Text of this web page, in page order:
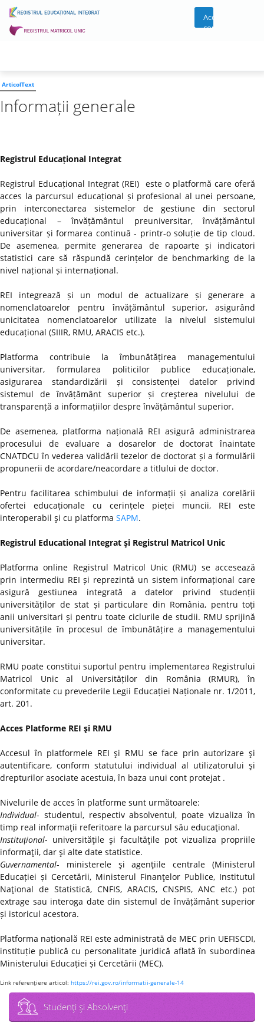
Acces
cont
ArticolText
Informații generale
Registrul Educațional Integrat
Registrul Educațional Integrat (REI) este o platformă care oferă
acces la parcursul educațional și profesional al unei persoane,
prin interconectarea sistemelor de gestiune din sectorul
educațional – învățământul preuniversitar, învățământul
universitar și formarea continuă - printr-o soluție de tip cloud.
De asemenea, permite generarea de rapoarte și indicatori
statistici care să răspundă cerințelor de benchmarking de la
nivel național și internațional.
REI integrează și un modul de actualizare și generare a
nomenclatoarelor pentru învățământul superior, asigurând
unicitatea nomenclatoarelor utilizate la nivelul sistemului
educațional (SIIIR, RMU, ARACIS etc.).
Platforma contribuie la îmbunătățirea managementului
universitar, formularea politicilor publice educaționale,
asigurarea standardizării și consistenței datelor privind
sistemul de învățământ superior și creşterea nivelului de
transparență a informațiilor despre învățământul superior.
De asemenea, platforma națională REI asigură administrarea
procesului de evaluare a dosarelor de doctorat înaintate
CNATDCU în vederea validării tezelor de doctorat și a formulării
propunerii de acordare/neacordare a titlului de doctor.
Pentru facilitarea schimbului de informații și analiza corelării
ofertei educaționale cu cerințele pieței muncii, REI este
interoperabil şi cu platforma SAPM.
Registrul Educational Integrat şi Registrul Matricol Unic
Platforma online Registrul Matricol Unic (RMU) se accesează
prin intermediu REI și reprezintă un sistem informațional care
asigură gestiunea integrată a datelor privind studenții
universităților de stat și particulare din România, pentru toți
anii universitari și pentru toate ciclurile de studii. RMU sprijină
universitățile în procesul de îmbunătățire a managementului
universitar.
RMU poate constitui suportul pentru implementarea Registrului
Matricol Unic al Universităților din România (RMUR), în
conformitate cu prevederile Legii Educației Naționale nr. 1/2011,
art. 201.
Acces Platforme REI şi RMU
Accesul în platformele REI şi RMU se face prin autorizare şi
autentificare, conform statutului individual al utilizatorului şi
drepturilor asociate acestuia, în baza unui cont protejat .
Nivelurile de acces în platforme sunt următoarele:
Individual- studentul, respectiv absolventul, poate vizualiza în
timp real informaţii referitoare la parcursul său educaţional.
Instituțional- universităţile şi facultăţile pot vizualiza propriile
informaţii, dar şi alte date statistice.
Guvernamental- ministerele şi agenţiile centrale (Ministerul
Educației și Cercetării, Ministerul Finanţelor Publice, Institutul
Naţional de Statistică, CNFIS, ARACIS, CNSPIS, ANC etc.) pot
extrage sau interoga date din sistemul de învățământ superior
și istoricul acestora.
Platforma națională REI este administrată de MEC prin UEFISCDI,
instituție publică cu personalitate juridică aflată în subordinea
Ministerului Educației și Cercetării (MEC).
Link referenţiere articol: https://rei.gov.ro/informatii-generale-14
Studenţi şi Absolvenţi